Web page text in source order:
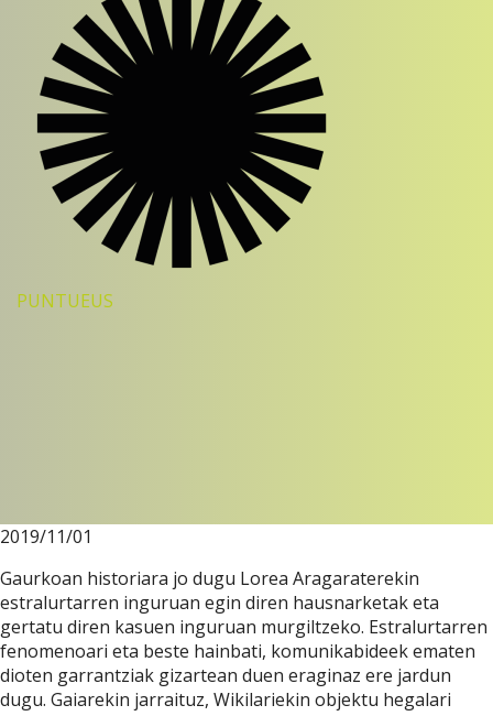
PUNTUEUS
2019/11/01
Gaurkoan historiara jo dugu Lorea Aragaraterekin
estralurtarren inguruan egin diren hausnarketak eta
gertatu diren kasuen inguruan murgiltzeko. Estralurtarren
fenomenoari eta beste hainbati, komunikabideek ematen
dioten garrantziak gizartean duen eraginaz ere jardun
dugu. Gaiarekin jarraituz, Wikilariekin objektu hegalari